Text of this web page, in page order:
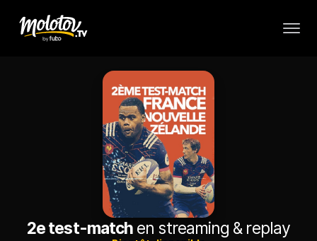
2e test-match en streaming & replay